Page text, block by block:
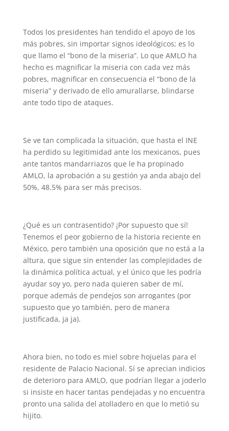
Todos los presidentes han tendido el apoyo de los
más pobres, sin importar signos ideológicos; es lo
que llamo el “bono de la miseria”. Lo que AMLO ha
hecho es magnificar la miseria con cada vez más
pobres, magnificar en consecuencia el “bono de la
miseria” y derivado de ello amurallarse, blindarse
ante todo tipo de ataques.
Se ve tan complicada la situación, que hasta el INE
ha perdido su legitimidad ante los mexicanos, pues
ante tantos mandarriazos que le ha propinado
AMLO, la aprobación a su gestión ya anda abajo del
50%, 48.5% para ser más precisos.
¿Qué es un contrasentido? ¡Por supuesto que sí!
Tenemos el peor gobierno de la historia reciente en
México, pero también una oposición que no está a la
altura, que sigue sin entender las complejidades de
la dinámica política actual, y el único que les podría
ayudar soy yo, pero nada quieren saber de mí,
porque además de pendejos son arrogantes (por
supuesto que yo también, pero de manera
justificada, ja ja).
Ahora bien, no todo es miel sobre hojuelas para el
residente de Palacio Nacional. Sí se aprecian indicios
de deterioro para AMLO, que podrían llegar a joderlo
si insiste en hacer tantas pendejadas y no encuentra
pronto una salida del atolladero en que lo metió su
hijito.